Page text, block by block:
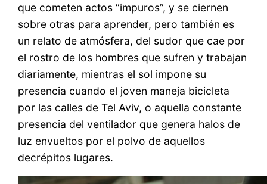
que cometen actos “impuros”, y se ciernen
sobre otras para aprender, pero también es
un relato de atmósfera, del sudor que cae por
el rostro de los hombres que sufren y trabajan
diariamente, mientras el sol impone su
presencia cuando el joven maneja bicicleta
por las calles de Tel Aviv, o aquella constante
presencia del ventilador que genera halos de
luz envueltos por el polvo de aquellos
decrépitos lugares.